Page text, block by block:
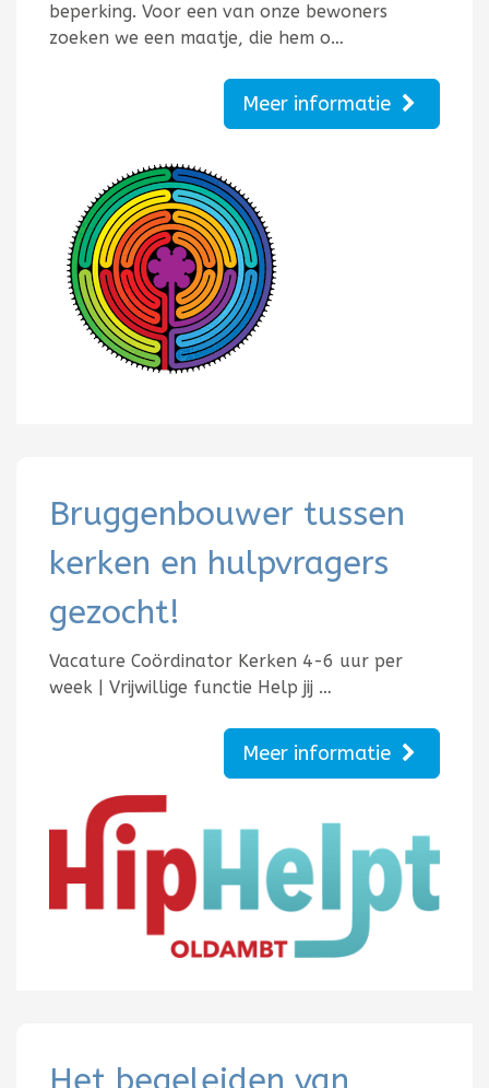
beperking. Voor een van onze bewoners
zoeken we een maatje, die hem o…
Meer informatie
Bruggenbouwer tussen
kerken en hulpvragers
gezocht!
Vacature Coördinator Kerken 4-6 uur per
week | Vrijwillige functie Help jij …
Meer informatie